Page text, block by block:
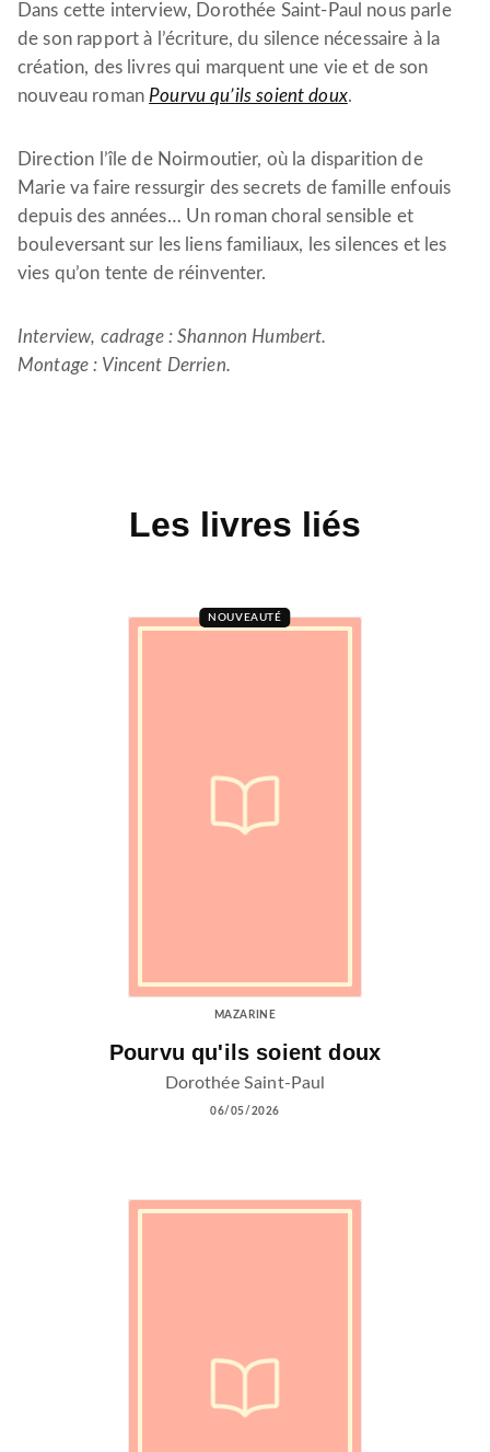
Dans cette interview, Dorothée Saint-Paul nous parle
de son rapport à l’écriture, du silence nécessaire à la
création, des livres qui marquent une vie et de son
nouveau roman Pourvu qu’ils soient doux.
Direction l’île de Noirmoutier, où la disparition de
Marie va faire ressurgir des secrets de famille enfouis
depuis des années… Un roman choral sensible et
bouleversant sur les liens familiaux, les silences et les
vies qu’on tente de réinventer.
Interview, cadrage : Shannon Humbert.
Montage : Vincent Derrien.
Les livres liés
NOUVEAUTÉ
MAZARINE
Pourvu qu'ils soient doux
Dorothée Saint-Paul
06/05/2026